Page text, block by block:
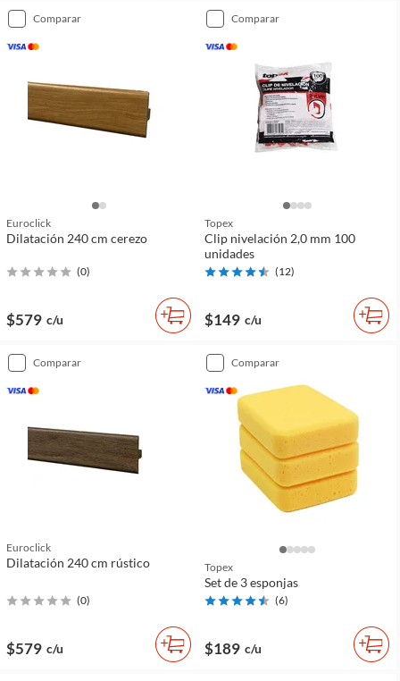
comparar
Euroclick
Dilatación 240 cm cerezo
(0)
$579 c/u
comparar
Topex
Clip nivelación 2,0 mm 100
unidades
(12)
$149 c/u
comparar
Euroclick
Dilatación 240 cm rústico
(0)
$579 c/u
comparar
Topex
Set de 3 esponjas
(6)
$189 c/u